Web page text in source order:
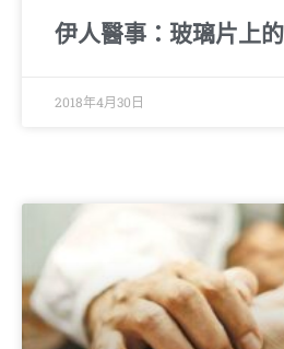
伊人醫事：玻璃片上
2018年4月30日